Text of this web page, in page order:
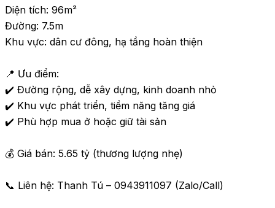
Diện tích: 96m²
Đường: 7.5m
Khu vực: dân cư đông, hạ tầng hoàn thiện
📍 Ưu điểm:
✔️ Đường rộng, dễ xây dựng, kinh doanh nhỏ
✔️ Khu vực phát triển, tiềm năng tăng giá
✔️ Phù hợp mua ở hoặc giữ tài sản
💰 Giá bán: 5.65 tỷ (thương lượng nhẹ)
📞 Liên hệ: Thanh Tú – 0943911097 (Zalo/Call)